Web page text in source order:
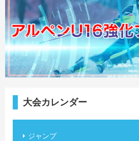
大会カレンダー
ジャンプ